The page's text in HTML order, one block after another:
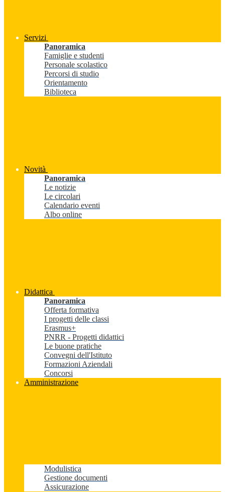
Servizi
Panoramica
Famiglie e studenti
Personale scolastico
Percorsi di studio
Orientamento
Biblioteca
Novità
Panoramica
Le notizie
Le circolari
Calendario eventi
Albo online
Didattica
Panoramica
Offerta formativa
I progetti delle classi
Erasmus+
PNRR - Progetti didattici
Le buone pratiche
Convegni dell'Istituto
Formazioni Aziendali
Concorsi
Amministrazione
Modulistica
Gestione documenti
Assicurazione